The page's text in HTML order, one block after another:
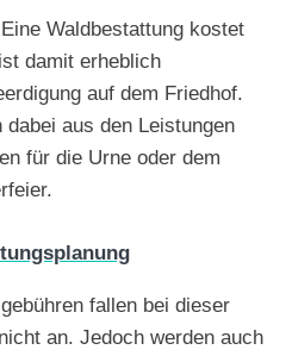
Waldbestattung kostet
damit erheblich
auf dem Friedhof.
aus den Leistungen
für die Urne oder dem
fallen bei dieser
an. Jedoch werden auch